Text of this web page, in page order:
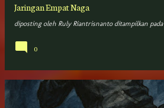
Jaringan Empat Naga
diposting oleh Ruly Riantrisnanto ditampilkan pada
0